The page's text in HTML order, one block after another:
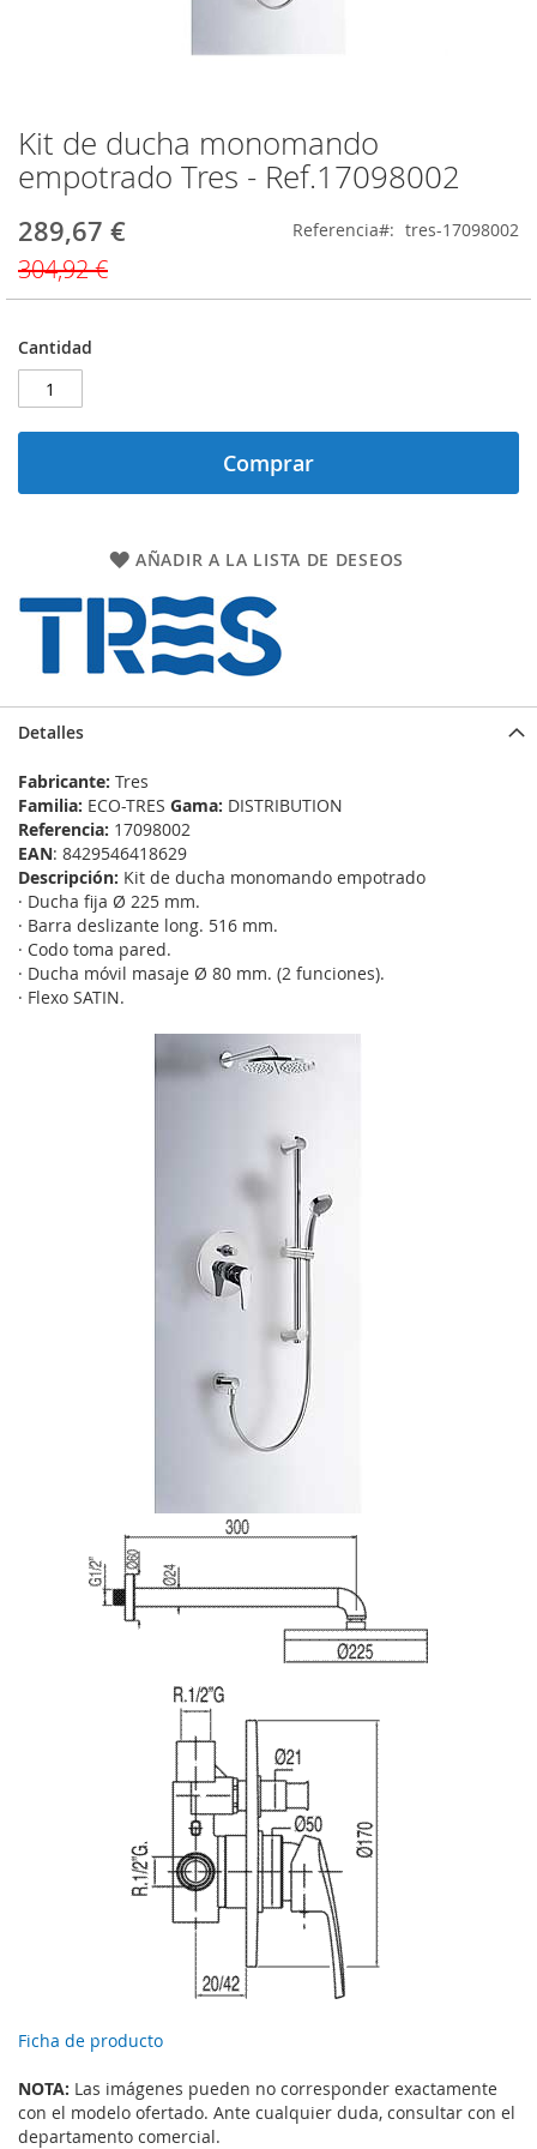
Kit de ducha monomando
empotrado Tres - Ref.17098002
Precio
289,67 €
304,92 €
Referencia tres-17098002
Cantidad
Comprar
AÑADIR A LA LISTA DE DESEOS
Saltar
al
comienzo
la
galería
de
imágenes
Detalles
Fabricante: Tres
Familia: ECO-TRES Gama: DISTRIBUTION
Referencia: 17098002
EAN: 8429546418629
Descripción: Kit de ducha monomando empotrado
· Ducha fija Ø 225 mm.
· Barra deslizante long. 516 mm.
· Codo toma pared.
· Ducha móvil masaje Ø 80 mm. (2 funciones).
· Flexo SATIN.
Ficha de producto
NOTA: Las imágenes pueden no corresponder exactamente
con el modelo ofertado. Ante cualquier duda, consultar con el
departamento comercial.